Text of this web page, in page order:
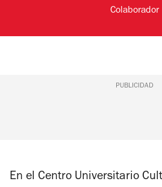
Colaborador
PUBLICIDAD
En el Centro Universitario